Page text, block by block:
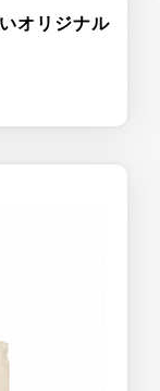
オリジナル